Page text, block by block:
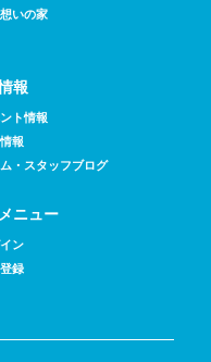
いの家
報
ト情報
報
・スタッフブログ
ニュー
ン
録